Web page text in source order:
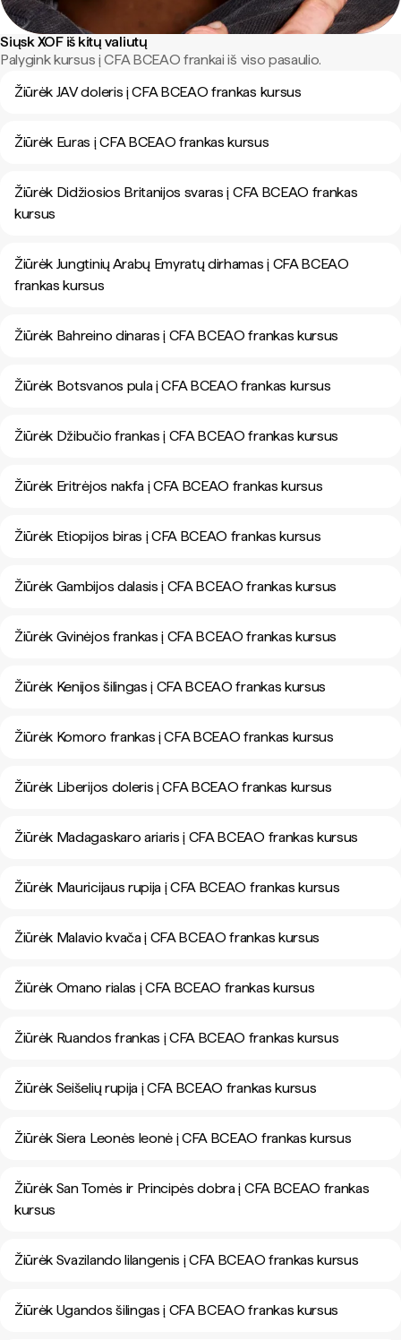
Siųsk XOF iš kitų valiutų
Palygink kursus į CFA BCEAO frankai iš viso pasaulio.
Žiūrėk JAV doleris į CFA BCEAO frankas kursus
Žiūrėk Euras į CFA BCEAO frankas kursus
Žiūrėk Didžiosios Britanijos svaras į CFA BCEAO frankas
kursus
Žiūrėk Jungtinių Arabų Emyratų dirhamas į CFA BCEAO
frankas kursus
Žiūrėk Bahreino dinaras į CFA BCEAO frankas kursus
Žiūrėk Botsvanos pula į CFA BCEAO frankas kursus
Žiūrėk Džibučio frankas į CFA BCEAO frankas kursus
Žiūrėk Eritrėjos nakfa į CFA BCEAO frankas kursus
Žiūrėk Etiopijos biras į CFA BCEAO frankas kursus
Žiūrėk Gambijos dalasis į CFA BCEAO frankas kursus
Žiūrėk Gvinėjos frankas į CFA BCEAO frankas kursus
Žiūrėk Kenijos šilingas į CFA BCEAO frankas kursus
Žiūrėk Komoro frankas į CFA BCEAO frankas kursus
Žiūrėk Liberijos doleris į CFA BCEAO frankas kursus
Žiūrėk Madagaskaro ariaris į CFA BCEAO frankas kursus
Žiūrėk Mauricijaus rupija į CFA BCEAO frankas kursus
Žiūrėk Malavio kvača į CFA BCEAO frankas kursus
Žiūrėk Omano rialas į CFA BCEAO frankas kursus
Žiūrėk Ruandos frankas į CFA BCEAO frankas kursus
Žiūrėk Seišelių rupija į CFA BCEAO frankas kursus
Žiūrėk Siera Leonės leonė į CFA BCEAO frankas kursus
Žiūrėk San Tomės ir Principės dobra į CFA BCEAO frankas
kursus
Žiūrėk Svazilando lilangenis į CFA BCEAO frankas kursus
Žiūrėk Ugandos šilingas į CFA BCEAO frankas kursus